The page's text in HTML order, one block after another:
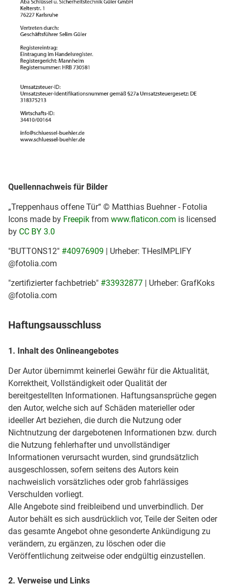
Quellennachweis für Bilder
„Treppenhaus offene Tür“ © Matthias Buehner - Fotolia
Icons made by Freepik from www.flaticon.com is licensed
by CC BY 3.0
"BUTTONS12" #40976909 | Urheber: THesIMPLIFY
@fotolia.com
"zertifizierter fachbetrieb" #33932877 | Urheber: GrafKoks
@fotolia.com
Haftungsausschluss
1. Inhalt des Onlineangebotes
Der Autor übernimmt keinerlei Gewähr für die Aktualität,
Korrektheit, Vollständigkeit oder Qualität der
bereitgestellten Informationen. Haftungsansprüche gegen
den Autor, welche sich auf Schäden materieller oder
ideeller Art beziehen, die durch die Nutzung oder
Nichtnutzung der dargebotenen Informationen bzw. durch
die Nutzung fehlerhafter und unvollständiger
Informationen verursacht wurden, sind grundsätzlich
ausgeschlossen, sofern seitens des Autors kein
nachweislich vorsätzliches oder grob fahrlässiges
Verschulden vorliegt.
Alle Angebote sind freibleibend und unverbindlich. Der
Autor behält es sich ausdrücklich vor, Teile der Seiten oder
das gesamte Angebot ohne gesonderte Ankündigung zu
verändern, zu ergänzen, zu löschen oder die
Veröffentlichung zeitweise oder endgültig einzustellen.
2. Verweise und Links